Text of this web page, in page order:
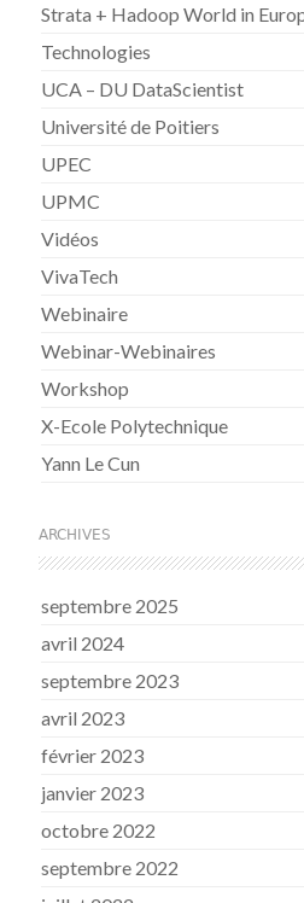
Strata + Hadoop World in
Technologies
UCA – DU DataScientist
Université de Poitiers
UPEC
UPMC
Vidéos
VivaTech
Webinaire
Webinar-Webinaires
Workshop
X-Ecole Polytechnique
Yann Le Cun
ARCHIVES
septembre 2025
avril 2024
septembre 2023
avril 2023
février 2023
janvier 2023
octobre 2022
septembre 2022